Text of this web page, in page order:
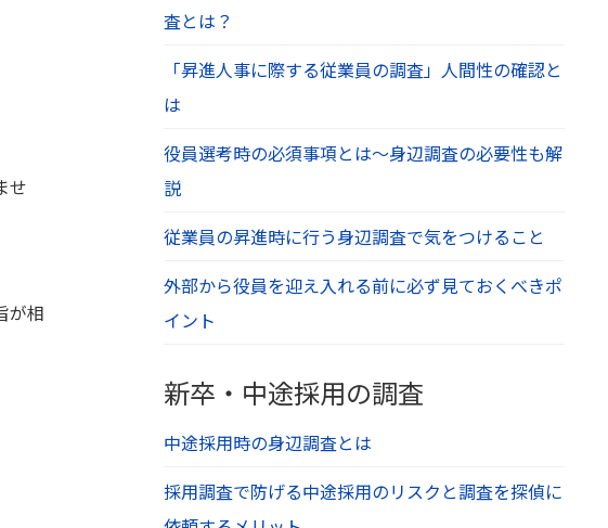
せ
が相
査とは？
「昇進人事に際する従業員の調査」人間性の確認と
は
役員選考時の必須事項とは～身辺調査の必要性も解
説
従業員の昇進時に行う身辺調査で気をつけること
外部から役員を迎え入れる前に必ず見ておくべきポ
イント
新卒・中途採用の調査
中途採用時の身辺調査とは
採用調査で防げる中途採用のリスクと調査を探偵に